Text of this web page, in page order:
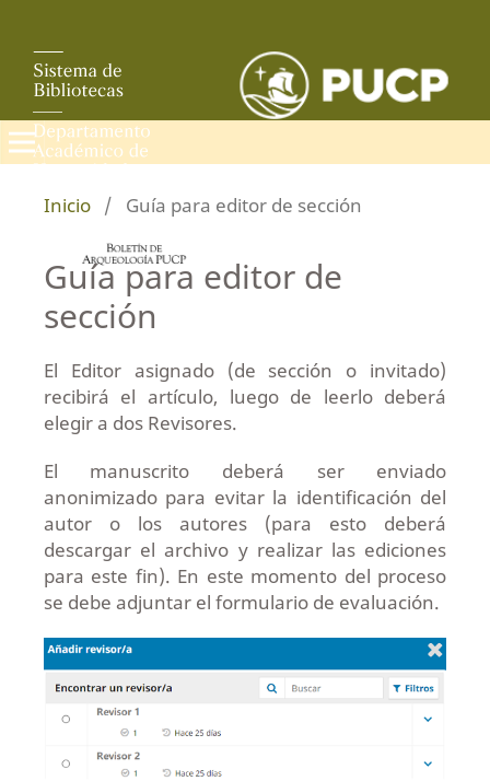
Inicio / Guía para editor de sección
Guía para editor de
sección
El Editor asignado (de sección o invitado)
recibirá el artículo, luego de leerlo deberá
elegir a dos Revisores.
El manuscrito deberá ser enviado
anonimizado para evitar la identificación del
autor o los autores (para esto deberá
descargar el archivo y realizar las ediciones
para este fin). En este momento del proceso
se debe adjuntar el formulario de evaluación.